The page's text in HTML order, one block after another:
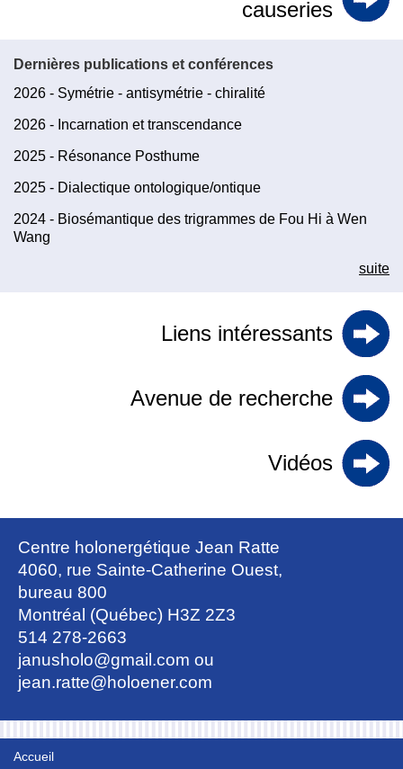
causeries
Dernières publications et conférences
2026 - Symétrie - antisymétrie - chiralité
2026 - Incarnation et transcendance
2025 - Résonance Posthume
2025 - Dialectique ontologique/ontique
2024 - Biosémantique des trigrammes de Fou Hi à Wen
Wang
suite
Liens intéressants
Avenue de recherche
Vidéos
Centre holonergétique Jean Ratte
4060, rue Sainte-Catherine Ouest,
bureau 800
Montréal (Québec) H3Z 2Z3
514 278-2663
janusholo@gmail.com ou
jean.ratte@holoener.com
Accueil